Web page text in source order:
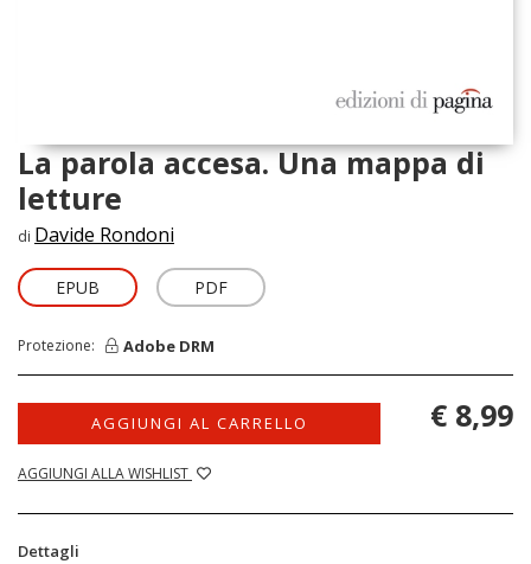
La parola accesa. Una mappa di
letture
di Davide Rondoni
EPUB PDF
Protezione: Adobe DRM
AGGIUNGI AL CARRELLO
AGGIUNGI ALLA WISHLIST
€ 8,99
Dettagli